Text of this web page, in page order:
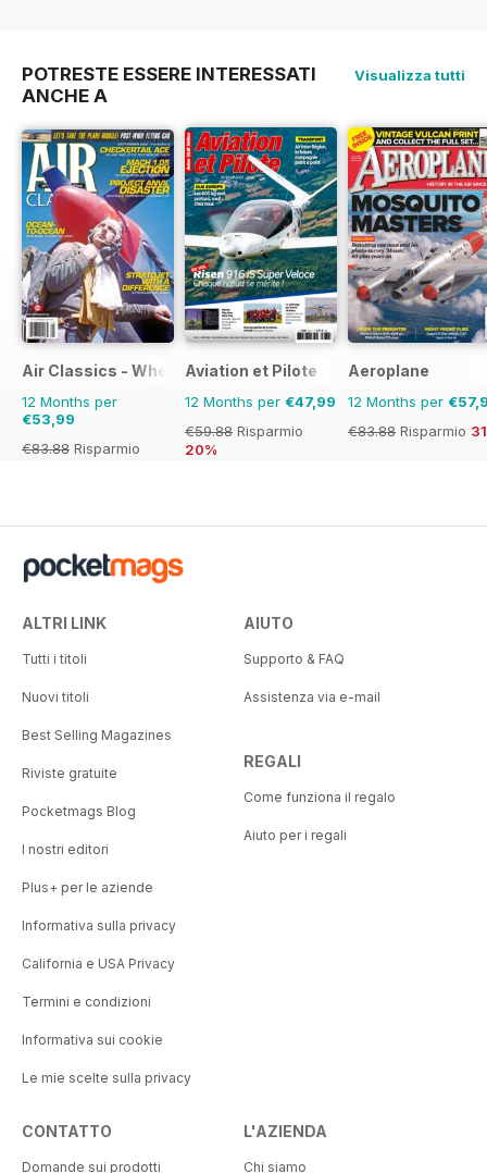
POTRESTE ESSERE INTERESSATI
ANCHE A
Visualizza tutti
Air Classics - Where History Flies
12 Months per
€53,99
€83.88 Risparmio
Aviation et Pilote
12 Months per €47,99
€59.88 Risparmio
20%
Aeroplane
12 Months per
€83.88 Risparmio
ALTRI LINK
Tutti i titoli
Nuovi titoli
Best Selling Magazines
Riviste gratuite
Pocketmags Blog
I nostri editori
Plus+ per le aziende
Informativa sulla privacy
California e USA Privacy
Termini e condizioni
Informativa sui cookie
Le mie scelte sulla privacy
AIUTO
Supporto & FAQ
Assistenza via e-mail
REGALI
Come funziona il regalo
Aiuto per i regali
CONTATTO
Domande sui prodotti
L'AZIENDA
Chi siamo